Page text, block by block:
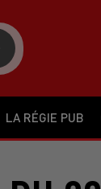
LA RÉGIE PUB